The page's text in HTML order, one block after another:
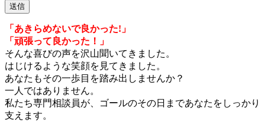
「あきらめないで良かった!」
「頑張って良かった！」
そんな喜びの声を沢山聞いてきました。
はじけるような笑顔を見てきました。
あなたもその一歩目を踏み出しませんか？
一人ではありません。
私たち専門相談員が、ゴールのその日まであなたをしっかり
支えます。